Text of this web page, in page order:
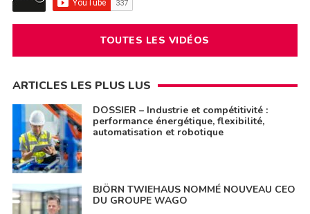
TOUTES LES VIDÉOS
ARTICLES LES PLUS LUS
DOSSIER – Industrie et compétitivité :
performance énergétique, flexibilité,
automatisation et robotique
BJÖRN TWIEHAUS NOMMÉ NOUVEAU CEO
DU GROUPE WAGO